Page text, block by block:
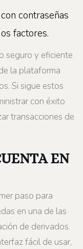
contraseñas
factores.
seguro y eficiente
la plataforma
Si sigue estos
con éxito
transacciones de
EN
paso para
en una de las
de derivados.
fácil de usar,